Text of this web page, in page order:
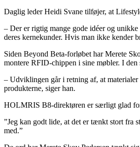
Daglig leder Heidi Svane tilføjer, at
– Der er rigtig mange gode idéer og
deres kernekunder. Hvis man ikke kender
Siden Beyond Beta-forløbet har Merete
montere RFID-chippen i sine møbler. I
– Udviklingen går i retning af, at
produkterne, siger han.
HOLMRIS B8-direktøren er særligt glad
”Jeg kan godt lide, at det er tænkt stort fra
med.”